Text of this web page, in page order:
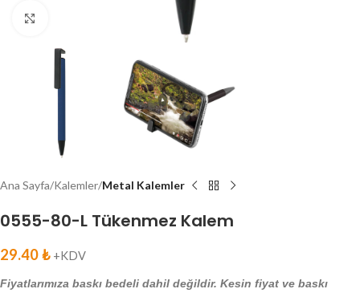
Ana Sayfa Kalemler Metal Kalemler
0555-80-L Tükenmez Kalem
29.40₺ +KDV
Fiyatlarımıza baskı bedeli dahil değildir. Kesin fiyat ve baskı